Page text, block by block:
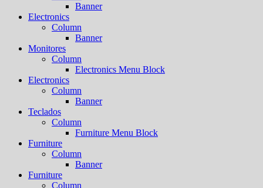
Banner
Electronics
Column
Banner
Monitores
Column
Electronics Menu Block
Electronics
Column
Banner
Teclados
Column
Furniture Menu Block
Furniture
Column
Banner
Furniture
Column